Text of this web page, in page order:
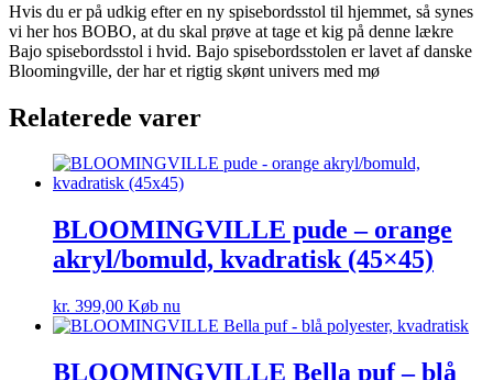
Hvis du er på udkig efter en ny spisebordsstol til hjemmet, så synes
vi her hos BOBO, at du skal prøve at tage et kig på denne lækre
Bajo spisebordsstol i hvid. Bajo spisebordsstolen er lavet af danske
Bloomingville, der har et rigtig skønt univers med mø
Relaterede varer
BLOOMINGVILLE pude – orange
akryl/bomuld, kvadratisk (45×45)
kr. 399,00 Køb nu
BLOOMINGVILLE Bella puf – blå